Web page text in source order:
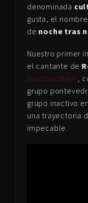
denominada
gusta, el
de noche tras
Nuestro primer
el cantante de
Soulmacklein ,
grupo
grupo inactivo
una trayectoria
impecable.